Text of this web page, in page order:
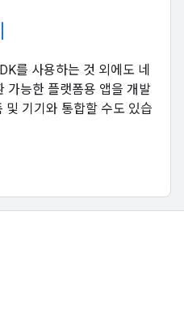
를 사용하는 것 외에도 네
가능한 플랫폼용 앱을 개발
기기와 통합할 수도 있습